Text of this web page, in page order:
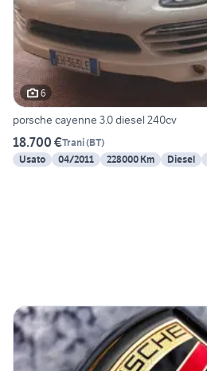
6
porsche cayenne 3.0 diesel 240cv
18.700 €Trani(BT)
Usato
04/2011 228000 Km Diesel